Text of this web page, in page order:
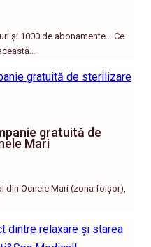
și 1000 de abonamente… Ce
gratuită de
Mari
din Ocnele Mari (zona foișor),